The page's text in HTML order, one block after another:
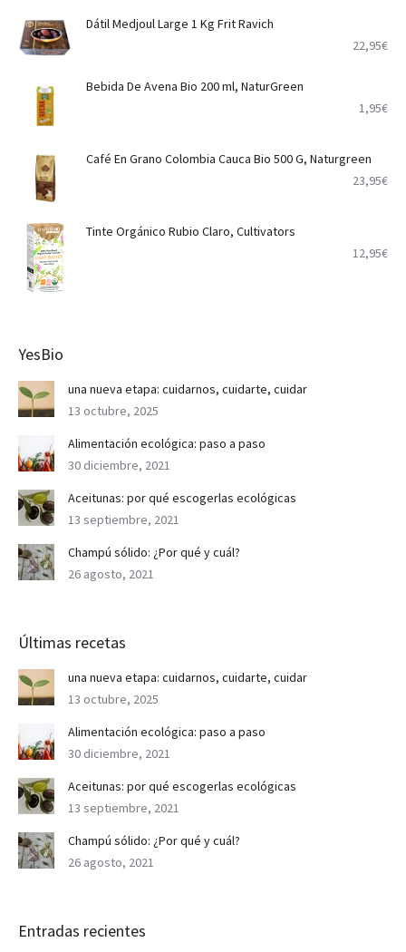
Dátil Medjoul Large 1 Kg Frit Ravich
22,95€
Bebida De Avena Bio 200 ml, NaturGreen
1,95€
Café En Grano Colombia Cauca Bio 500 G, Naturgreen
23,95€
Tinte Orgánico Rubio Claro, Cultivators
12,95€
YesBio
una nueva etapa: cuidarnos, cuidarte, cuidar
13 octubre, 2025
Alimentación ecológica: paso a paso
30 diciembre, 2021
Aceitunas: por qué escogerlas ecológicas
13 septiembre, 2021
Champú sólido: ¿Por qué y cuál?
26 agosto, 2021
Últimas recetas
una nueva etapa: cuidarnos, cuidarte, cuidar
13 octubre, 2025
Alimentación ecológica: paso a paso
30 diciembre, 2021
Aceitunas: por qué escogerlas ecológicas
13 septiembre, 2021
Champú sólido: ¿Por qué y cuál?
26 agosto, 2021
Entradas recientes